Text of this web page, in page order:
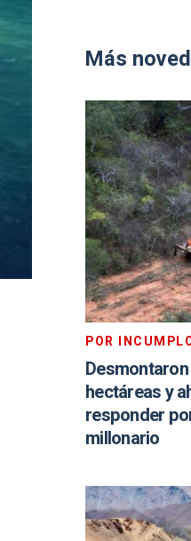
Más
POR
hectáreas y
responder
millonario